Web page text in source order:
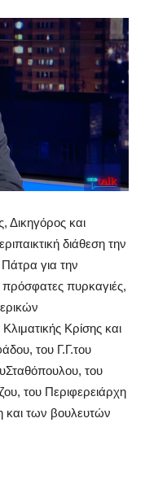
, Δικηγόρος και
διάθεση την
για την
πυρκαγιές,
Κλιματικής Κρίσης και
υ, του Γ.Γ.του
υΣταθόπουλου, του
υ, του Περιφερειάρχη
και των βουλευτών